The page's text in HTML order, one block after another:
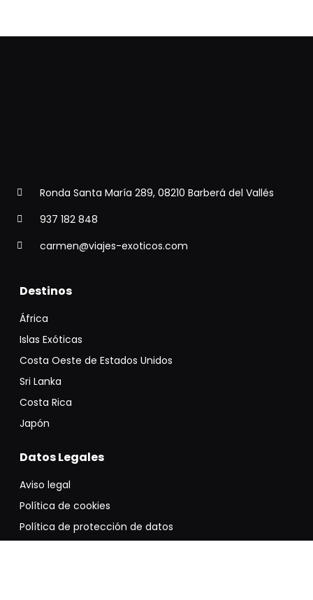
Ronda Santa María 289, 08210 Barberá del Vallés
937 182 848
carmen@viajes-exoticos.com
Destinos
África
Islas Exóticas
Costa Oeste de Estados Unidos
Sri Lanka
Costa Rica
Japón
Datos Legales
Aviso legal
Política de cookies
Política de protección de datos